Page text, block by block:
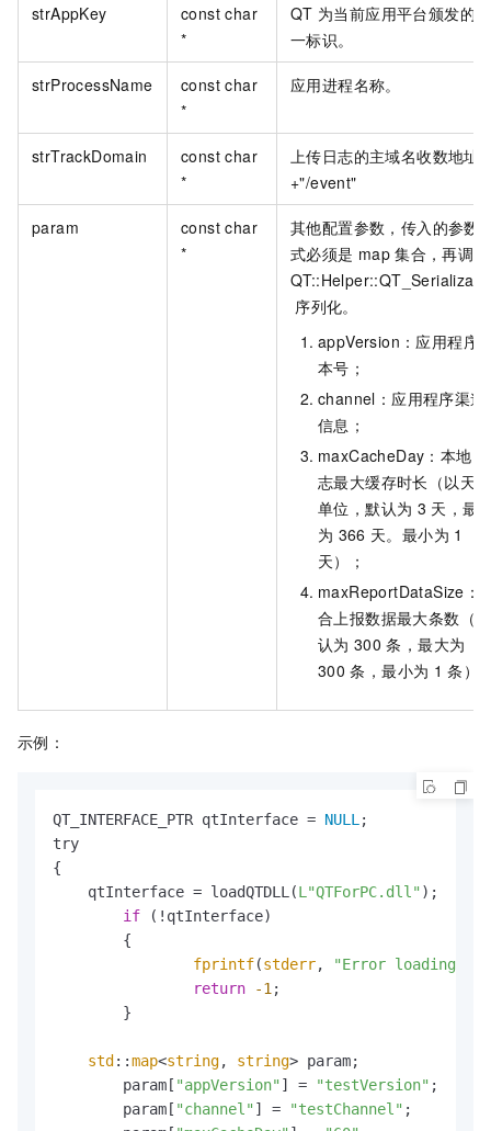
strAppKey
const char
*
QT 为当前应用平台颁发的唯
一标识。
strProcessName
const char
*
应用进程名称。
strTrackDomain
const char
*
上传日志的主域名收数地址
+"/event"
param
const char
*
其他配置参数，传入的参数
式必须是 map 集合，再调用
序列化。
appVersion：应用程序
本号；
channel：应用程序渠道
信息；
maxCacheDay：本地日
志最大缓存时长（以天为
单位，默认为 3 天，最
为 366 天。最小为 1
天）；
maxReportDataSize：
合上报数据最大条数（默
认为 300 条，最大为
300 条，最小为 1 条）
示例：
QT_INTERFACE_PTR qtInterface = NULL ;
try
{
    qtInterface = loadQTDLL(
L"QTForPC.dll" );
if (!qtInterface)
fprintf(stderr,
"Error loading
return
-1 ;
std ::map<string, string> param;
	param[
"appVersion" ] = "testVersion" ;
	param[
"channel" ] = "testChannel" ;